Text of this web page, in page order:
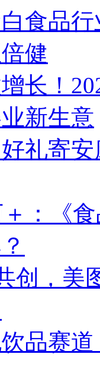
食品
健
长！
新生意
礼寄
：《
创，美
品赛